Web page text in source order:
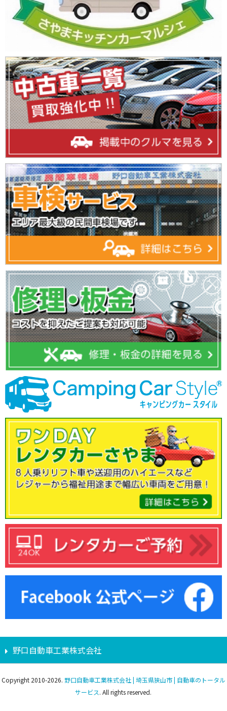
野口自動車工業株式会社
Copyright 2010-2026. 野口自動車工業株式会社 | 埼玉県狭山市 | 自動車のトータル
サービス. All rights reserved.